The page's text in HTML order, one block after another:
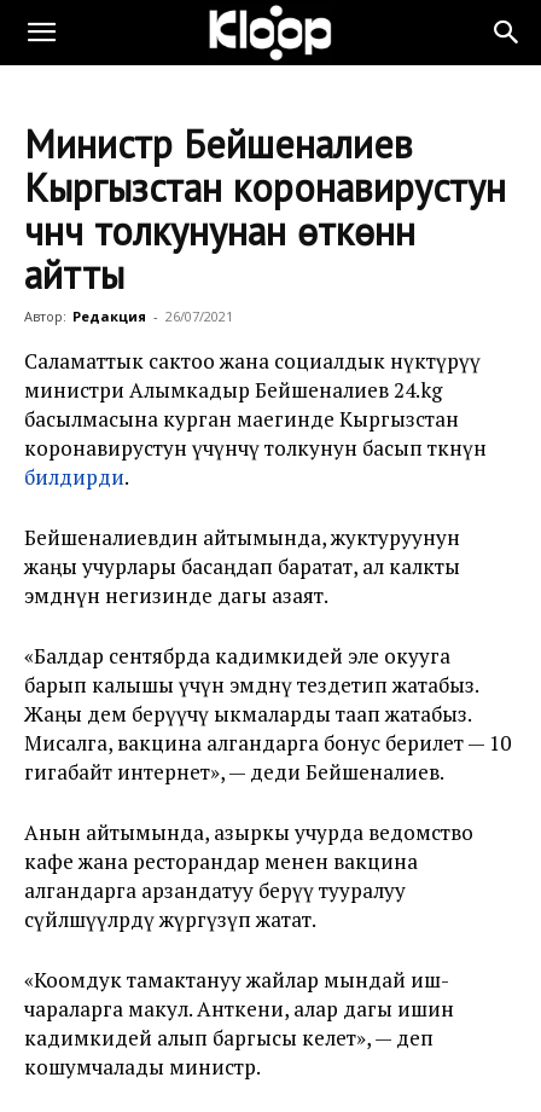
Министр Бейшеналиев
Кыргызстан коронавирустун
үчүнчү толкунунан өткөнүн
айтты
Автор: Редакция - 26/07/2021
Саламаттык сактоо жана социалдык өнүктүрүү
министри Алымкадыр Бейшеналиев 24.kg
басылмасына курган маегинде Кыргызстан
коронавирустун үчүнчү толкунун басып өткөнүн
билдирди.
Бейшеналиевдин айтымында, жуктуруунун
жаңы учурлары басаңдап баратат, ал калкты
эмдөөнүн негизинде дагы азаят.
«Балдар сентябрда кадимкидей эле окууга
барып калышы үчүн эмдөөнү тездетип жатабыз.
Жаңы дем берүүчү ыкмаларды таап жатабыз.
Мисалга, вакцина алгандарга бонус берилет — 10
гигабайт интернет», — деди Бейшеналиев.
Анын айтымында, азыркы учурда ведомство
кафе жана ресторандар менен вакцина
алгандарга арзандатуу берүү тууралуу
сүйлөшүүлөрдү жүргүзүп жатат.
«Коомдук тамактануу жайлар мындай иш-
чараларга макул. Анткени, алар дагы ишин
кадимкидей алып баргысы келет», — деп
кошумчалады министр.